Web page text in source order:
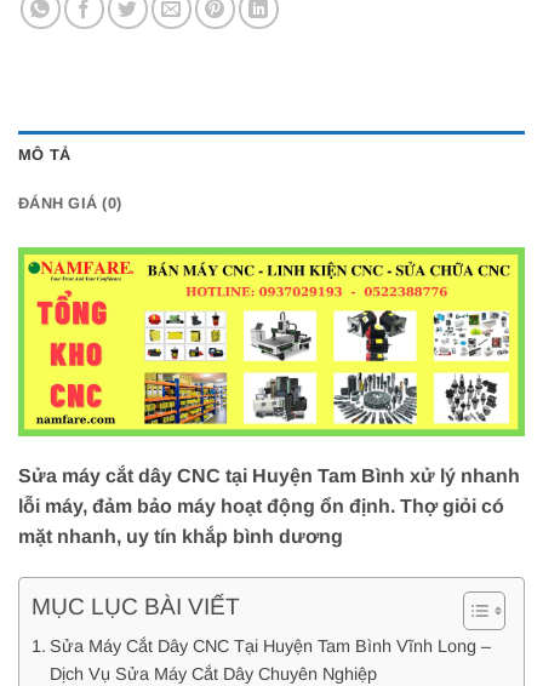
MÔ TẢ
ĐÁNH GIÁ (0)
Sửa máy cắt dây CNC tại Huyện Tam Bình xử lý nhanh
lỗi máy, đảm bảo máy hoạt động ổn định. Thợ giỏi có
mặt nhanh, uy tín khắp bình dương
MỤC LỤC BÀI VIẾT
Sửa Máy Cắt Dây CNC Tại Huyện Tam Bình Vĩnh Long –
Dịch Vụ Sửa Máy Cắt Dây Chuyên Nghiệp